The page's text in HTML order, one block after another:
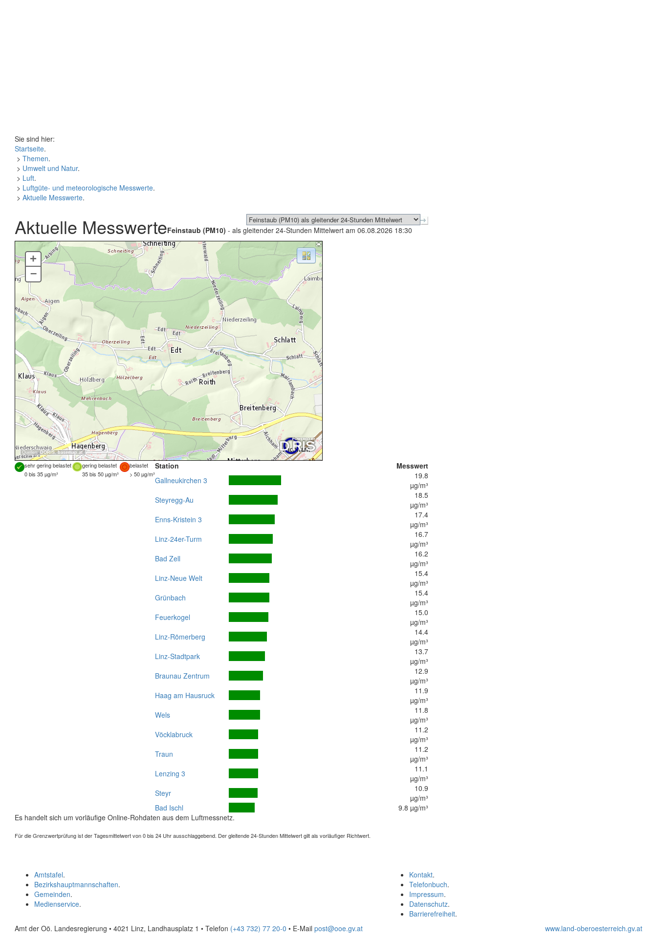
Sie sind hier:
Startseite.
> Themen.
> Umwelt und Natur.
> Luft.
> Luftgüte- und meteorologische Messwerte.
> Aktuelle Messwerte.
Aktuelle MesswerteFeinstaub (PM10) - als gleitender 24-Stunden Mittelwert am 06.08.2026 18:30
Quellen: DORIS,basemap.at
+
–
sehr gering belastet gering belastet
belastet
0 bis 35 µg/m³
35 bis 50 µg/m³ > 50 µg/m³
Station
Messwert
Gallneukirchen 3
19.8
µg/m³
Steyregg-Au
18.5
µg/m³
Enns-Kristein 3
17.4
µg/m³
Linz-24er-Turm
16.7
µg/m³
Bad Zell
16.2
µg/m³
Linz-Neue Welt
15.4
µg/m³
Grünbach
15.4
µg/m³
Feuerkogel
15.0
µg/m³
Linz-Römerberg
14.4
µg/m³
Linz-Stadtpark
13.7
µg/m³
Braunau Zentrum
12.9
µg/m³
Haag am Hausruck
11.9
µg/m³
Wels
11.8
µg/m³
Vöcklabruck
11.2
µg/m³
Traun
11.2
µg/m³
Lenzing 3
11.1
µg/m³
Steyr
10.9
µg/m³
Bad Ischl
9.8 µg/m³
Es handelt sich um vorläufige Online-Rohdaten aus dem Luftmessnetz.
Für die Grenzwertprüfung ist der Tagesmittelwert von 0 bis 24 Uhr ausschlaggebend. Der gleitende 24-Stunden Mittelwert gilt als vorläufiger Richtwert.
Kontakt.
Telefonbuch.
Impressum.
Datenschutz.
Barrierefreiheit.
Amtstafel.
Bezirkshauptmannschaften.
Gemeinden.
Medienservice.
Amt der Oö. Landesregierung • 4021 Linz, Landhausplatz 1 • Telefon (+43 732) 77 20-0 • E-Mail post@ooe.gv.at www.land-oberoesterreich.gv.at